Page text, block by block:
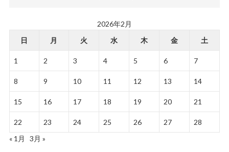
2026年2月
日
月 火 水 木 金 土
1 2 3 4 5 6 7
8 9 10 11 12 13 14
15 16 17 18 19 20 21
22 23 24 25 26 27
28
« 1月
3月 »